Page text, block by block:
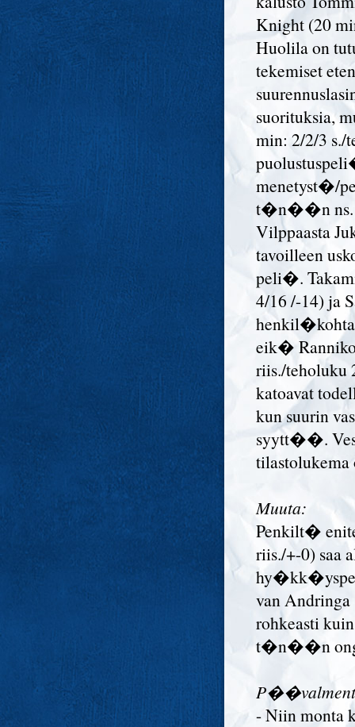
Knight (20
Huolila on
tekemiset
suorituksia,
min: 2/2/3 s./
menetyst�/
t�n��n ns.
Vilppaasta
tavoilleen
peli�.
4/16 /-14) ja
eik�
riis./teholuku
katoavat
kun suurin
syytt��.
Muuta:
Penkilt�
riis./+-0) saa
van
rohkeasti
t�n��n
- Niin monta